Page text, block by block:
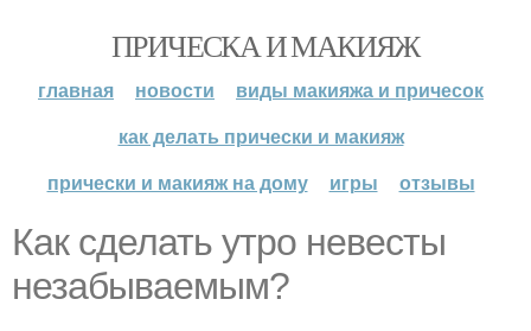
ПРИЧЕСКА И МАКИЯЖ
главная новости
виды макияжа и причесок
как делать прически и макияж
прически и макияж на дому
игры отзывы
Как сделать утро невесты
незабываемым?